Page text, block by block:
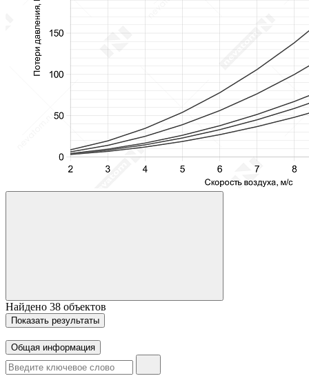
Найдено 38 объектов
Показать результаты
Общая информация